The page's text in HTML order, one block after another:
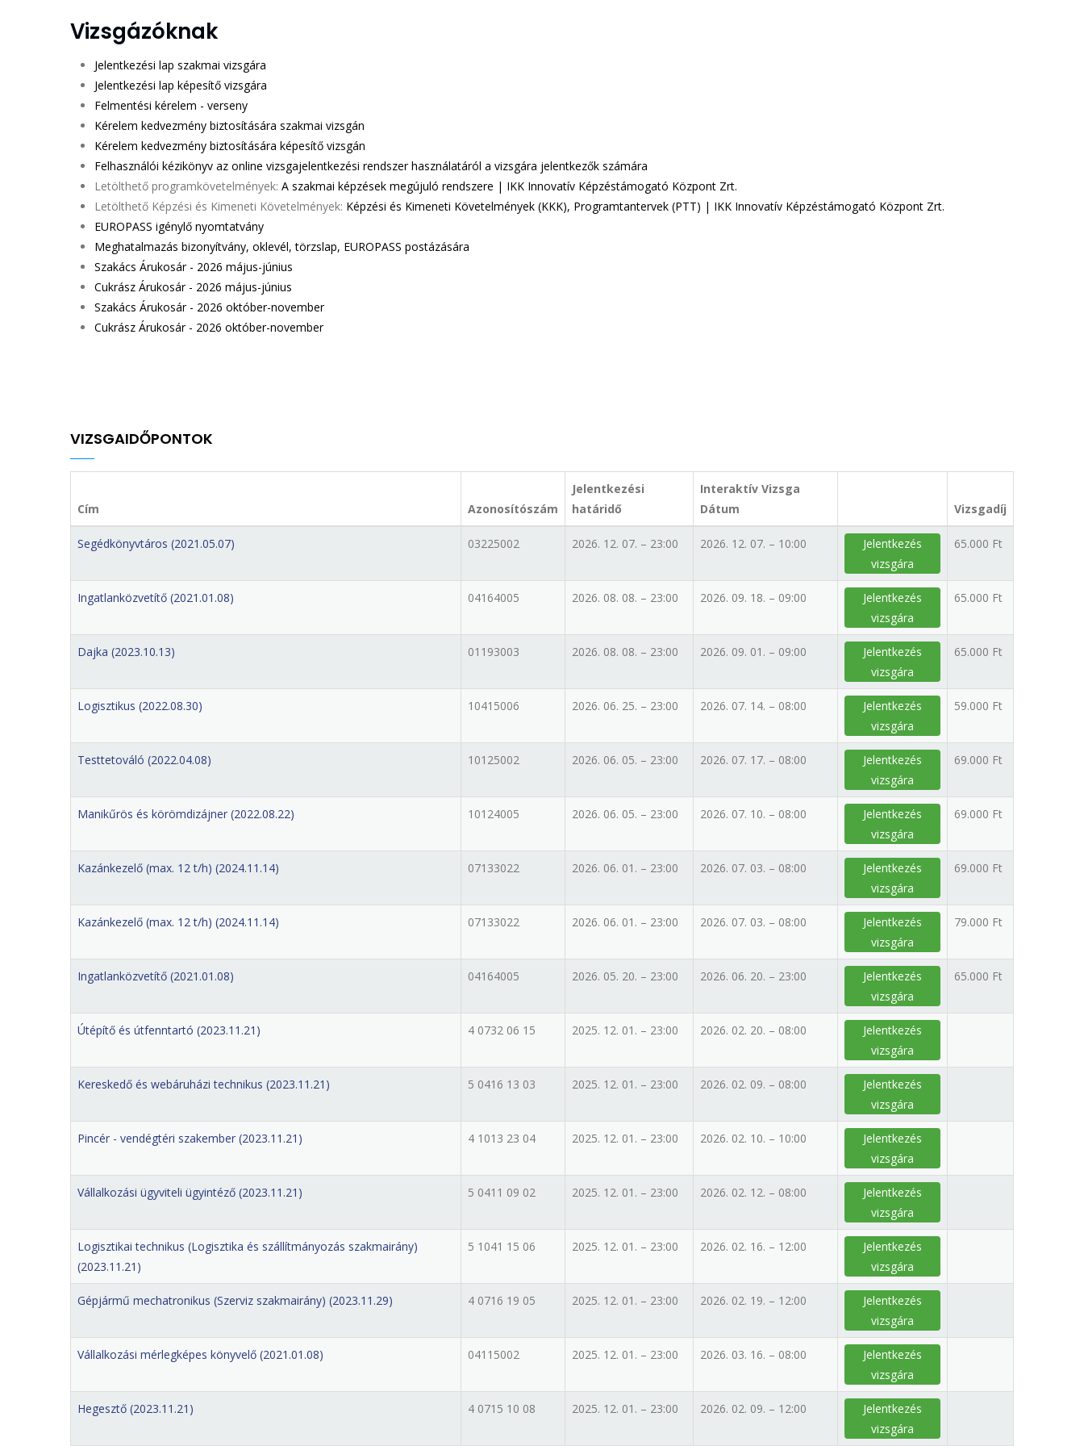
Vizsgázóknak
Jelentkezési lap szakmai vizsgára
Jelentkezési lap képesítő vizsgára
Felmentési kérelem - verseny
Kérelem kedvezmény biztosítására szakmai vizsgán
Kérelem kedvezmény biztosítására képesítő vizsgán
Felhasználói kézikönyv az online vizsgajelentkezési rendszer használatáról a vizsgára jelentkezők számára
Letölthető programkövetelmények: A szakmai képzések megújuló rendszere | IKK Innovatív Képzéstámogató Központ Zrt.
Letölthető Képzési és Kimeneti Követelmények: Képzési és Kimeneti Követelmények (KKK), Programtantervek (PTT) | IKK Innovatív Képzéstámogató Központ Zrt.
EUROPASS igénylő nyomtatvány
Meghatalmazás bizonyítvány, oklevél, törzslap, EUROPASS postázására
Szakács Árukosár - 2026 május-június
Cukrász Árukosár - 2026 május-június
Szakács Árukosár - 2026 október-november
Cukrász Árukosár - 2026 október-november
VIZSGAIDŐPONTOK
Cím Azonosítószám
Jelentkezési
határidő
Interaktív Vizsga
Dátum
Vizsgadíj
Segédkönyvtáros (2021.05.07) 03225002 2026. 12. 07. – 23:00 2026. 12. 07. – 10:00
Jelentkezés
vizsgára
65.000 Ft
Ingatlanközvetítő (2021.01.08) 04164005 2026. 08. 08. – 23:00 2026. 09. 18. – 09:00
Jelentkezés
vizsgára
65.000 Ft
Dajka (2023.10.13) 01193003 2026. 08. 08. – 23:00 2026. 09. 01. – 09:00
Jelentkezés
vizsgára
65.000 Ft
Logisztikus (2022.08.30) 10415006 2026. 06. 25. – 23:00 2026. 07. 14. – 08:00
Jelentkezés
vizsgára
59.000 Ft
Testtetováló (2022.04.08) 10125002 2026. 06. 05. – 23:00 2026. 07. 17. – 08:00
Jelentkezés
vizsgára
69.000 Ft
Manikűrös és körömdizájner (2022.08.22) 10124005 2026. 06. 05. – 23:00 2026. 07. 10. – 08:00
Jelentkezés
vizsgára
69.000 Ft
Kazánkezelő (max. 12 t/h) (2024.11.14) 07133022 2026. 06. 01. – 23:00 2026. 07. 03. – 08:00
Jelentkezés
vizsgára
69.000 Ft
Kazánkezelő (max. 12 t/h) (2024.11.14) 07133022 2026. 06. 01. – 23:00 2026. 07. 03. – 08:00
Jelentkezés
vizsgára
79.000 Ft
Ingatlanközvetítő (2021.01.08) 04164005 2026. 05. 20. – 23:00 2026. 06. 20. – 23:00
Jelentkezés
vizsgára
65.000 Ft
Útépítő és útfenntartó (2023.11.21) 4 0732 06 15 2025. 12. 01. – 23:00 2026. 02. 20. – 08:00
Jelentkezés
vizsgára
Kereskedő és webáruházi technikus (2023.11.21) 5 0416 13 03 2025. 12. 01. – 23:00 2026. 02. 09. – 08:00
Jelentkezés
vizsgára
Pincér - vendégtéri szakember (2023.11.21) 4 1013 23 04 2025. 12. 01. – 23:00 2026. 02. 10. – 10:00
Jelentkezés
vizsgára
Vállalkozási ügyviteli ügyintéző (2023.11.21) 5 0411 09 02 2025. 12. 01. – 23:00 2026. 02. 12. – 08:00
Jelentkezés
vizsgára
Logisztikai technikus (Logisztika és szállítmányozás szakmairány)
(2023.11.21)
5 1041 15 06 2025. 12. 01. – 23:00 2026. 02. 16. – 12:00
Jelentkezés
vizsgára
Gépjármű mechatronikus (Szerviz szakmairány) (2023.11.29) 4 0716 19 05 2025. 12. 01. – 23:00 2026. 02. 19. – 12:00
Jelentkezés
vizsgára
Vállalkozási mérlegképes könyvelő (2021.01.08) 04115002 2025. 12. 01. – 23:00 2026. 03. 16. – 08:00
Jelentkezés
vizsgára
Hegesztő (2023.11.21) 4 0715 10 08 2025. 12. 01. – 23:00 2026. 02. 09. – 12:00
Jelentkezés
vizsgára